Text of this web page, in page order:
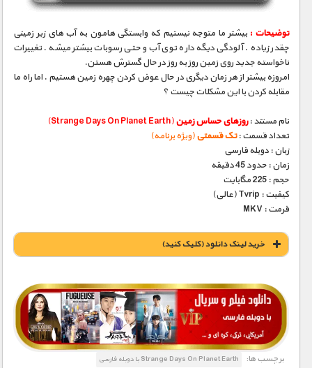
توضیحات :بیشتر ما متوجه نیستیم که وابستگی هامون به آب های زیر زمینی
چقدر زیاده . آلودگی دیگه داره توی آب و حتی رسوبات بیشتر میشه . تغییرات
ناخواسته جدید روی زمین روز به روز در حال گسترش هستن.
امروزه بیشتر از هر زمان دیگری در حال عوض کردن چهره زمین هستیم . اما راه ما
مقابله کردن با این مشکلات چیست ؟
نام مستند :روزهای حساس زمین(Strange Days On Planet Earth)
تعداد قسمت :تک قسمتی(ویژه برنامه)
زبان : دوبله فارسی
زمان : حدود 45 دقیقه
حجم : 225 مگابایت
کیفیت : Tvrip (عالی)
فرمت : MKV
خريد لينک دانلود (کليک کنيد)
1900 تومان – خريد لينک دانلود (افزودن به سبد خريد)
برچسب ها:
Strange Days On Planet Earth با دوبله فارسی